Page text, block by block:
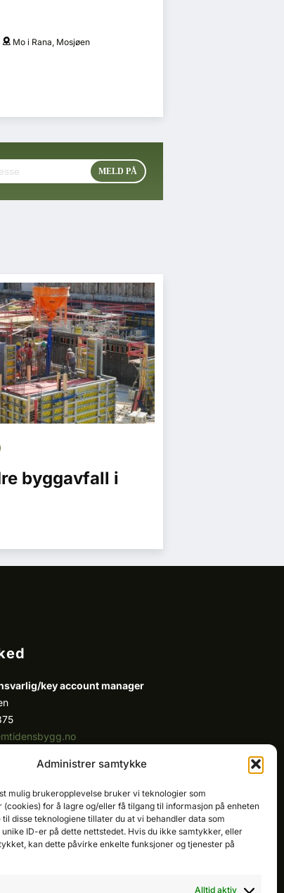
Administrer samtykke
mulig brukeropplevelse bruker vi teknologier som
(cookies) for å lagre og/eller få tilgang til informasjon på enheten
til disse teknologiene tillater du at vi behandler data som
ID-er på dette nettstedet. Hvis du ikke samtykker, eller
kan dette påvirke enkelte funksjoner og tjenester på
Alltid aktiv
Mo i Rana, Mosjøen
byggavfall i
key account manager
tjenester
her